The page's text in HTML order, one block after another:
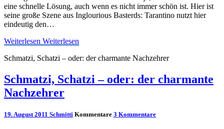
eine schnelle Lösung, auch wenn es nicht immer schön ist. Hier ist
seine große Szene aus Inglourious Basterds: Tarantino nutzt hier
eindeutig den…
Weiterlesen Weiterlesen
Schmatzi, Schatzi – oder: der charmante Nachzehrer
Schmatzi, Schatzi – oder: der charmante
Nachzehrer
19. August 2011 Schmitti Kommentare 3 Kommentare